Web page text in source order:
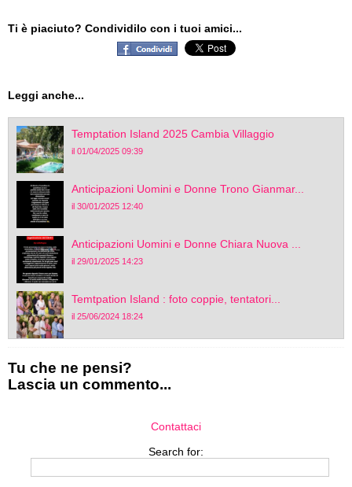
Ti è piaciuto? Condividilo con i tuoi amici...
Leggi anche...
Temptation Island 2025 Cambia Villaggio
il 01/04/2025 09:39
Anticipazioni Uomini e Donne Trono Gianmar...
il 30/01/2025 12:40
Anticipazioni Uomini e Donne Chiara Nuova ...
il 29/01/2025 14:23
Temtpation Island : foto coppie, tentatori...
il 25/06/2024 18:24
Tu che ne pensi?
Lascia un commento...
Contattaci
Search for: